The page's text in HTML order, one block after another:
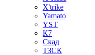
X'trike
Yamato
YST
К7
Скад
ТЗСК